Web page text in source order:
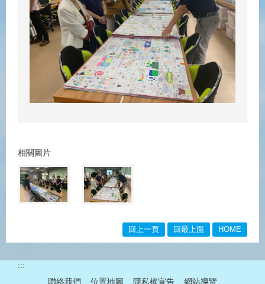
相關圖片
回上一頁 回最上面 HOME
:::
聯絡我們
位置地圖 隱私權宣告 網站導覽